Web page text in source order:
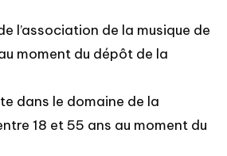
l’association de la musique de
moment du dépôt de la
dans le domaine de la
18 et 55 ans au moment du